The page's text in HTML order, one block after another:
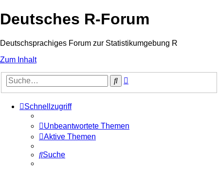
Deutsches R-Forum
Deutschsprachiges Forum zur Statistikumgebung R
Zum Inhalt
Suche
Schnellzugriff
Unbeantwortete Themen
Aktive Themen
Suche